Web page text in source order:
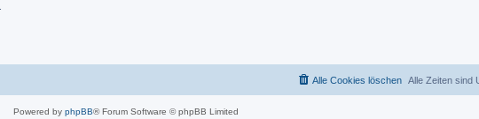
Alle Zeiten sind
Alle Cookies löschen
Powered by phpBB® Forum Software © phpBB Limited